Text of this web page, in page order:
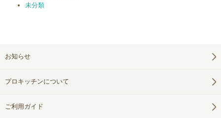
未分類
お知らせ
プロキッチンについて
ご利用ガイド